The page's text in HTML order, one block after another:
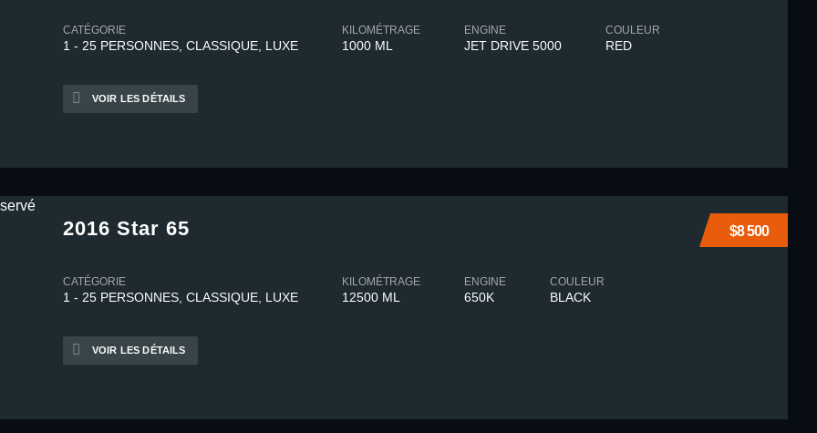
CATÉGORIE
1 - 25 PERSONNES, CLASSIQUE, LUXE
KILOMÉTRAGE
1000 ML
ENGINE
JET DRIVE 5000
COULEUR
RED
VOIR LES DÉTAILS
$8 500
2016 Star 65
CATÉGORIE
1 - 25 PERSONNES, CLASSIQUE, LUXE
KILOMÉTRAGE
12500 ML
ENGINE
650K
COULEUR
BLACK
VOIR LES DÉTAILS